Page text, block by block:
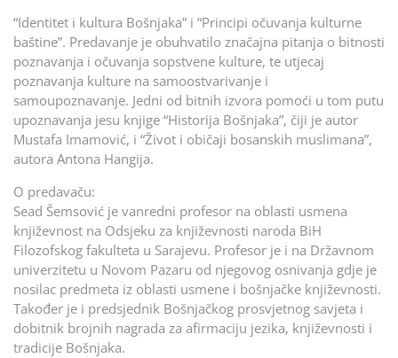
“Identitet i kultura Bošnjaka” i “Principi očuvanja kulturne
baštine”. Predavanje je obuhvatilo značajna pitanja o bitnosti
poznavanja i očuvanja sopstvene kulture, te utjecaj
poznavanja kulture na samoostvarivanje i
samoupoznavanje. Jedni od bitnih izvora pomoći u tom putu
upoznavanja jesu knjige “Historija Bošnjaka”, čiji je autor
Mustafa Imamović, i “Život i običaji bosanskih muslimana”,
autora Antona Hangija.
O predavaču:
Sead Šemsović je vanredni profesor na oblasti usmena
književnost na Odsjeku za književnosti naroda BiH
Filozofskog fakulteta u Sarajevu. Profesor je i na Državnom
univerzitetu u Novom Pazaru od njegovog osnivanja gdje je
nosilac predmeta iz oblasti usmene i bošnjačke književnosti.
Također je i predsjednik Bošnjačkog prosvjetnog savjeta i
dobitnik brojnih nagrada za afirmaciju jezika, književnosti i
tradicije Bošnjaka.